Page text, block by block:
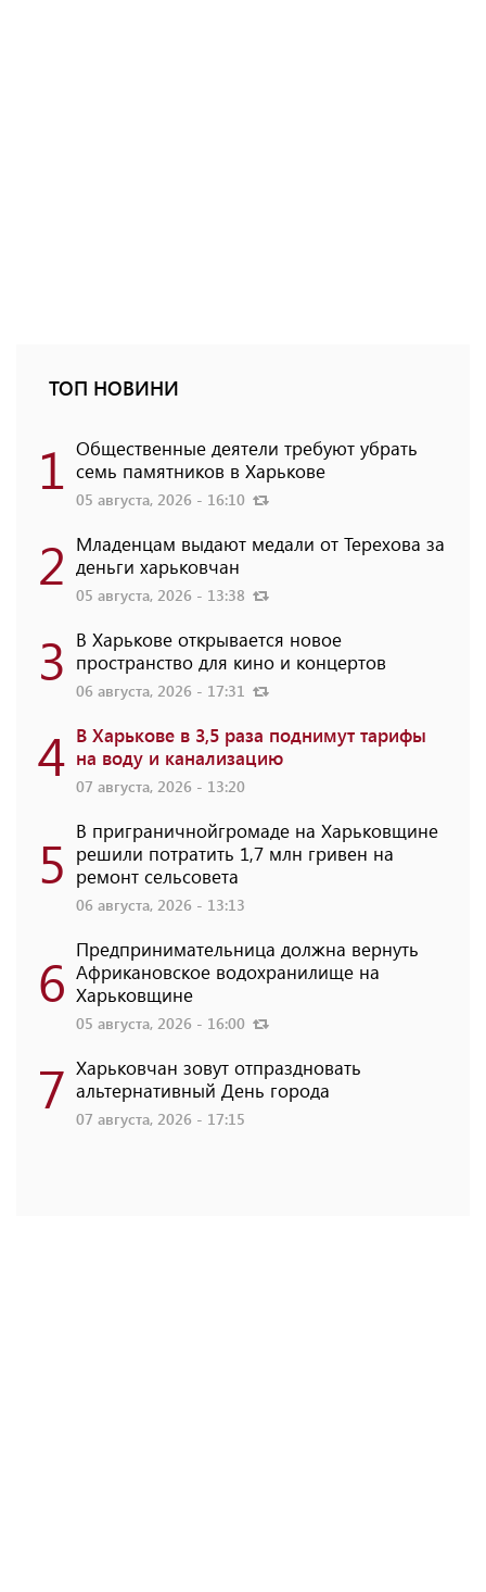
ТОП НОВИНИ
1 Общественные деятели требуют убрать
семь памятников в Харькове
05 августа, 2026 - 16:10
2 Младенцам выдают медали от Терехова за
деньги харьковчан
05 августа, 2026 - 13:38
3 В Харькове открывается новое
пространство для кино и концертов
06 августа, 2026 - 17:31
4 В Харькове в 3,5 раза поднимут тарифы
на воду и канализацию
07 августа, 2026 - 13:20
5 В приграничнойгромаде на Харьковщине
решили потратить 1,7 млн ​​гривен на
ремонт сельсовета
06 августа, 2026 - 13:13
6 Предпринимательница должна вернуть
Африкановское водохранилище на
Харьковщине
05 августа, 2026 - 16:00
7 Харьковчан зовут отпраздновать
альтернативный День города
07 августа, 2026 - 17:15